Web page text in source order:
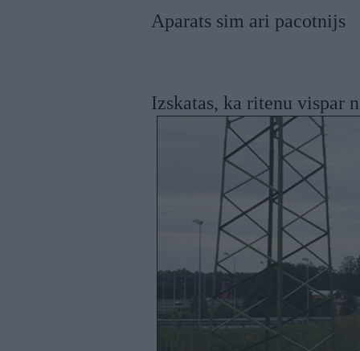
Aparats sim ari pacotnijs
Izskatas, ka ritenu vispar